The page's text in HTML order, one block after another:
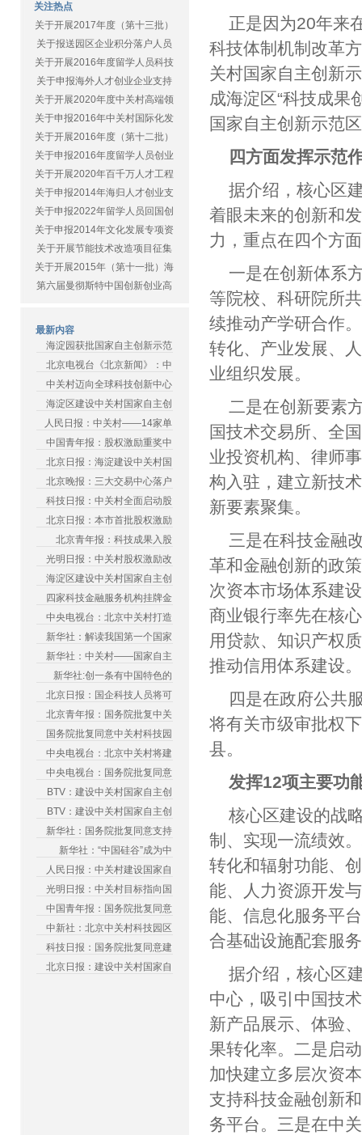
关注热点
关于开展2017年度（第十三批）
关于报送园区企业积分落户人员
关于开展2016年度留学人员科技
关于申报海外人才创业企业支持
关于开展2020年度中关村高端领
关于申报2016年中关村国际化发
关于开展2016年度（第十二批）
关于申报2016年度留学人员创业
关于开展2020年百千万人才工程
关于申报2014年海归人才创业支
关于申报2022年留学人员回国创
关于申报2014年文化发展专项资
关于开展节能技术改造项目征集
关于开展2015年（第十一批）海
第六届曼彻斯特中国创新创业高
最新内容
海淀园获批国家自主创新示范
北京电视台《北京新闻》：中
中关村迈向全球科技创新中心
海淀区建设中关村国家自主创
人民日报：中关村——14家单
中国青年报：股权激励重奖中
北京日报：海淀建设中关村国
北京晚报：三大交易中心落户
科技日报：中关村全面启动股
北京日报：本市首批股权激励
北京青年报：科技成果入股
光明日报：中关村股权激励改
海淀区建设中关村国家自主创
四家科技金融服务机构挂牌金
中央电视台：北京中关村打造
新华社：解读我国第一个国家
新华社：中关村——国家自主
新华社:创一条有中国特色的
北京日报：国企科技人员将可
北京青年报：国务院批复中关
国务院批复同意中关村科技园
中央电视台：北京中关村将建
中央电视台：国务院批复同意
BTV：建设中关村国家自主创
BTV：建设中关村国家自主创
新华社：国务院批复同意支持
新华社：“中国硅谷”成为中
人民日报：中关村建设国家自
光明日报：中关村目标指向国
中国青年报：国务院批复同意
中新社：北京中关村科技园区
科技日报：国务院批复同意建
北京日报：建设中关村国家自
正是因为20年来
科技体制机制改革
关村国家自主创新
成海淀区“科技成果
国家自主创新示范
四方面发挥示范
据介绍，核心区
着眼未来的创新和
力，重点在四个方
一是在创新体系
等院校、科研院所
续推动产学研合作
转化、产业发展、
业组织发展。
二是在创新要素
国技术交易所、全
业投资机构、律师
构入驻，建立新技
新要素聚集。
三是在科技金融
革和金融创新的政
次资本市场体系建
商业银行率先在核
用贷款、知识产权
推动信用体系建设。
四是在政府公共
将有关市级审批权
县。
发挥12项主要功
核心区建设的战
制、实现一流绩效
转化和辐射功能、
能、人力资源开发
能、信息化服务平
合基础设施配套服
据介绍，核心区
中心，吸引中国技
新产品展示、体验
果转化率。二是启
加快建立多层次资
支持科技金融创新
务平台。三是在中